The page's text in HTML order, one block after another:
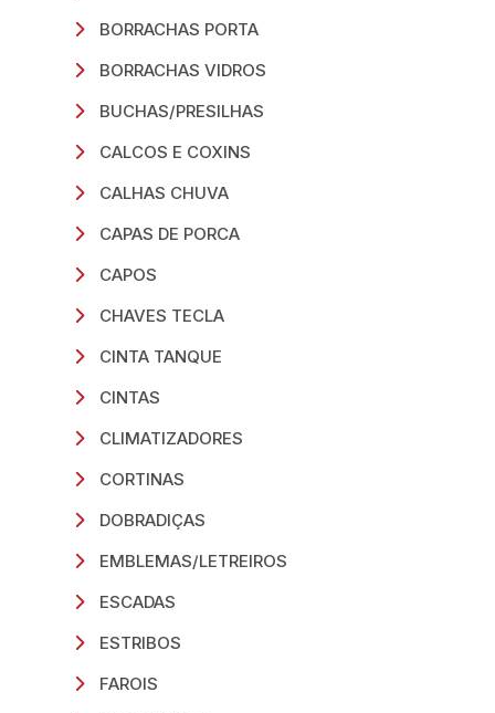
BORRACHAS PORTA
BORRACHAS VIDROS
BUCHAS/PRESILHAS
CALCOS E COXINS
CALHAS CHUVA
CAPAS DE PORCA
CAPOS
CHAVES TECLA
CINTA TANQUE
CINTAS
CLIMATIZADORES
CORTINAS
DOBRADIÇAS
EMBLEMAS/LETREIROS
ESCADAS
ESTRIBOS
FAROIS